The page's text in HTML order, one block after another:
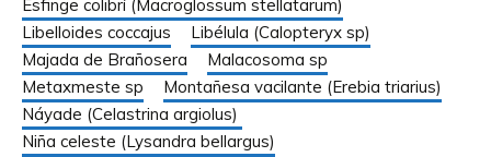
Esfinge colibrí (Macroglossum stellatarum)
Libelloides coccajus
Libélula (Calopteryx sp)
Majada de Brañosera
Malacosoma sp
Metaxmeste sp
Montañesa vacilante (Erebia triarius)
Náyade (Celastrina argiolus)
Niña celeste (Lysandra bellargus)